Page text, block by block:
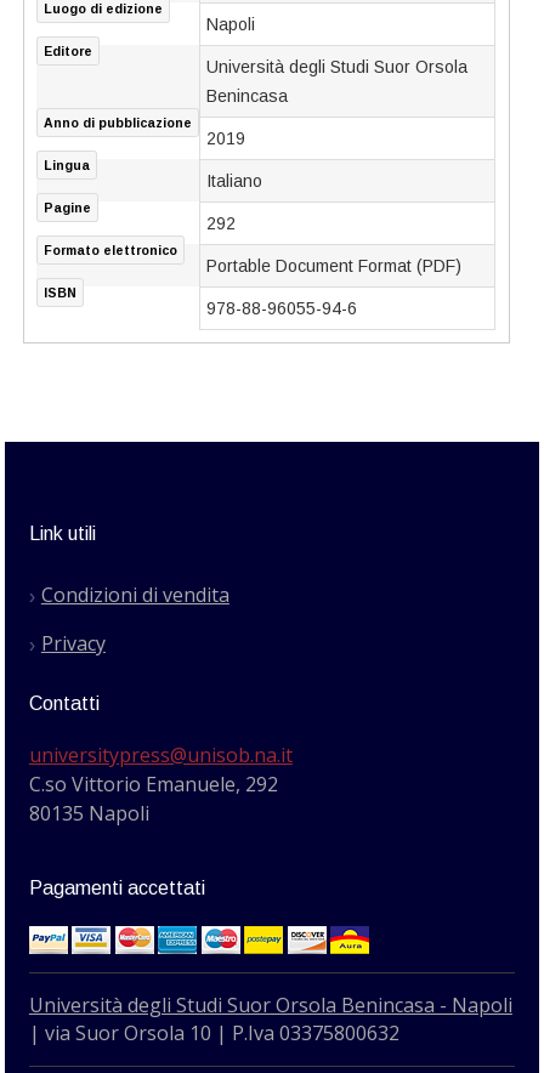
Luogo di edizione
Napoli
Editore
Università degli Studi Suor Orsola
Benincasa
Anno di pubblicazione
2019
Lingua
Italiano
Pagine
292
Formato elettronico
Portable Document Format (PDF)
ISBN
978-88-96055-94-6
Link utili
Condizioni di vendita
Privacy
Contatti
universitypress@unisob.na.it
C.so Vittorio Emanuele, 292
80135 Napoli
Pagamenti accettati
Università degli Studi Suor Orsola Benincasa - Napoli
| via Suor Orsola 10 | P.Iva 03375800632